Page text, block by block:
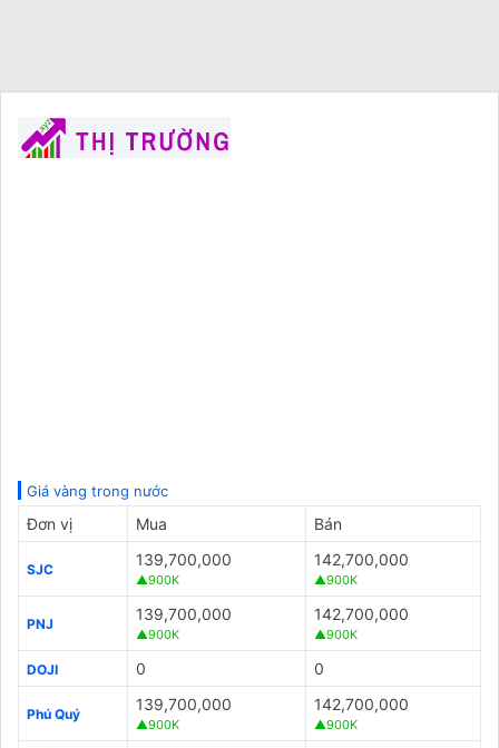
Giá vàng trong nước
Đơn vị Mua Bán
SJC
139,700,000
▲900K
142,700,000
▲900K
PNJ
139,700,000
▲900K
142,700,000
▲900K
DOJI 0 0
Phú Quý
139,700,000
▲900K
142,700,000
▲900K